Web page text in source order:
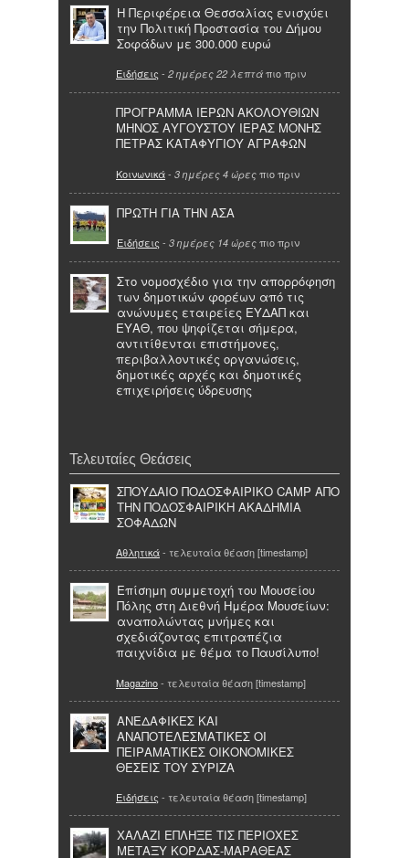
Η Περιφέρεια Θεσσαλίας ενισχύει
την Πολιτική Προστασία του Δήμου
Σοφάδων με 300.000 ευρώ
Ειδήσεις - 2 ημέρες 22 λεπτά πιο πριν
ΠΡΟΓΡΑΜΜΑ ΙΕΡΩΝ ΑΚΟΛΟΥΘΙΩΝ
ΜΗΝΟΣ ΑΥΓΟΥΣΤΟΥ ΙΕΡΑΣ ΜΟΝΗΣ
ΠΕΤΡΑΣ ΚΑΤΑΦΥΓΙΟΥ ΑΓΡΑΦΩΝ
Κοινωνικά- 3 ημέρες 4 ώρες πιο πριν
ΠΡΩΤΗ ΓΙΑ ΤΗΝ ΑΣΑ
Ειδήσεις - 3 ημέρες 14 ώρες πιο πριν
Στο νομοσχέδιο για την απορρόφηση
των δημοτικών φορέων από τις
ανώνυμες εταιρείες ΕΥΔΑΠ και
ΕΥΑΘ, που ψηφίζεται σήμερα,
αντιτίθενται επιστήμονες,
περιβαλλοντικές οργανώσεις,
δημοτικές αρχές και δημοτικές
επιχειρήσεις ύδρευσης
Τελευταίες Θεάσεις
ΣΠΟΥΔΑΙΟ ΠΟΔΟΣΦΑΙΡΙΚΟ CAMP ΑΠΟ
ΤΗΝ ΠΟΔΟΣΦΑΙΡΙΚΗ ΑΚΑΔΗΜΙΑ
ΣΟΦΑΔΩΝ
Αθλητικά- τελευταία θέαση [timestamp]
Επίσημη συμμετοχή του Μουσείου
Πόλης στη Διεθνή Ημέρα Μουσείων:
αναπολώντας μνήμες και
σχεδιάζοντας επιτραπέζια
παιχνίδια με θέμα το Παυσίλυπο!
Magazino- τελευταία θέαση [timestamp]
ΑΝΕΔΑΦΙΚΕΣ ΚΑΙ
ΑΝΑΠΟΤΕΛΕΣΜΑΤΙΚΕΣ ΟΙ
ΠΕΙΡΑΜΑΤΙΚΕΣ ΟΙΚΟΝΟΜΙΚΕΣ
ΘΕΣΕΙΣ ΤΟΥ ΣΥΡΙΖΑ
Ειδήσεις - τελευταία θέαση [timestamp]
ΧΑΛΑΖΙ ΕΠΛΗΞΕ ΤΙΣ ΠΕΡΙΟΧΕΣ
ΜΕΤΑΞΥ ΚΟΡΔΑΣ-ΜΑΡΑΘΕΑΣ